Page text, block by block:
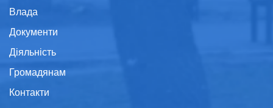
Влада
Документи
Діяльність
Громадянам
Контакти